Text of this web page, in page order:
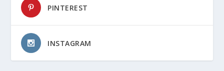
PINTEREST
INSTAGRAM